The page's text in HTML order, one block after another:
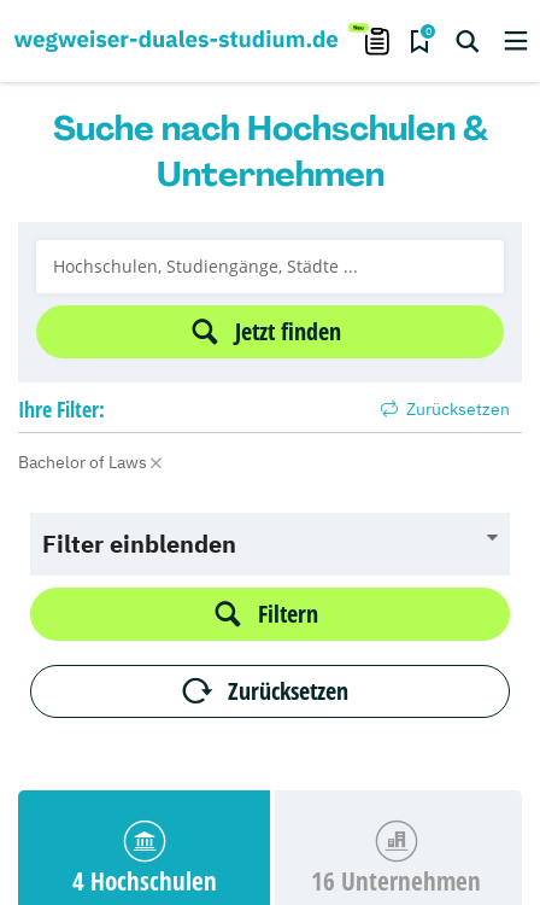
0
Suche nach Hochschulen &
Unternehmen
Jetzt finden
Ihre Filter: Zurücksetzen
Bachelor of Laws
Filter einblenden
Filtern
Zurücksetzen
4 Hochschulen 16 Unternehmen